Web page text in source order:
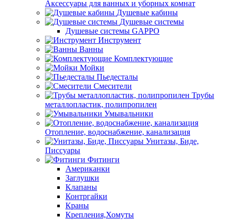
Аксессуары для ванных и уборных комнат
Душевые кабины
Душевые системы
Душевые системы GAPPO
Инструмент
Ванны
Комплектующие
Мойки
Пьедесталы
Смесители
Трубы
металлопластик, полипропилен
Умывальники
Отопление, водоснабжение, канализация
Унитазы, Биде,
Писсуары
Фитинги
Американки
Заглушки
Клапаны
Контргайки
Краны
Крепления,Хомуты